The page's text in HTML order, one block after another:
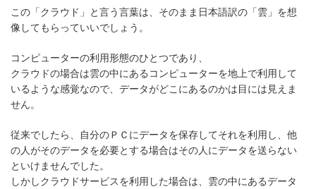
この「クラウド」と言う言葉は、そのまま日本語訳の「雲」を想
像してもらっていいでしょう。
コンピューターの利用形態のひとつであり、
クラウドの場合は雲の中にあるコンピューターを地上で利用して
いるような感覚なので、データがどこにあるのかは目には見えま
せん。
従来でしたら、自分のＰＣにデータを保存してそれを利用し、他
の人がそのデータを必要とする場合はその人にデータを送らない
といけませんでした。
しかしクラウドサービスを利用した場合は、雲の中にあるデータ